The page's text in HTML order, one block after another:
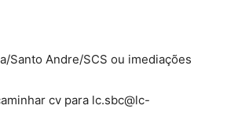
Santo Andre/SCS ou imediações
cv para lc.sbc@lc-